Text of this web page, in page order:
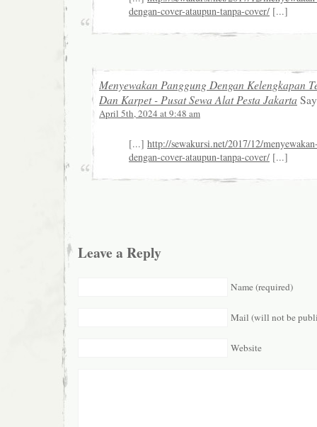
dengan-cover-ataupun-tanpa-cover/ [...]
Menyewakan Panggung Dengan Kelengkapan
Dan Karpet - Pusat Sewa Alat Pesta Jakarta
April 5th, 2024 at 9:48 am
[...] http://sewakursi.net/2017/12/
dengan-cover-ataupun-tanpa-cover/ [...]
Leave a Reply
Name (required)
Mail (will not be
Website